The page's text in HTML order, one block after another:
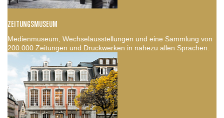
ZEITUNGSMUSEUM
Medienmuseum, Wechselausstellungen und eine Sammlung von
200.000 Zeitungen und Druckwerken in nahezu allen Sprachen.